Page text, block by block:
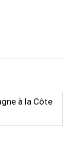
à la Côte